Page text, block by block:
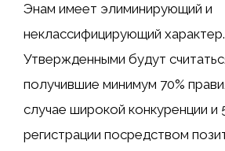
Энам имеет элиминирующий и
неклассифицирующий характер.
Утвержденными будут
получившие минимум 70%
случае широкой конкуренции и
регистрации посредством